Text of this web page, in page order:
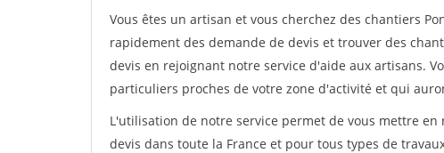
Vous êtes un artisan et vous cherchez des chantiers
rapidement des demande de devis et trouver des
devis en rejoignant notre service d'aide aux artisans.
particuliers proches de votre zone d'activité et qui
L'utilisation de notre service permet de vous mettre
devis dans toute la France et pour tous types de